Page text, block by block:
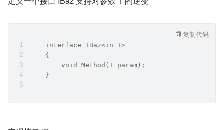
    interface IBaz<in T>
    {
        void Method(T param);
    }
复制代码